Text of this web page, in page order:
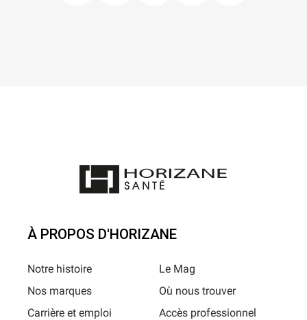
À PROPOS D'HORIZANE
Notre histoire
Nos marques
Carrière et emploi
Le Mag
Où nous trouver
Accès professionnel